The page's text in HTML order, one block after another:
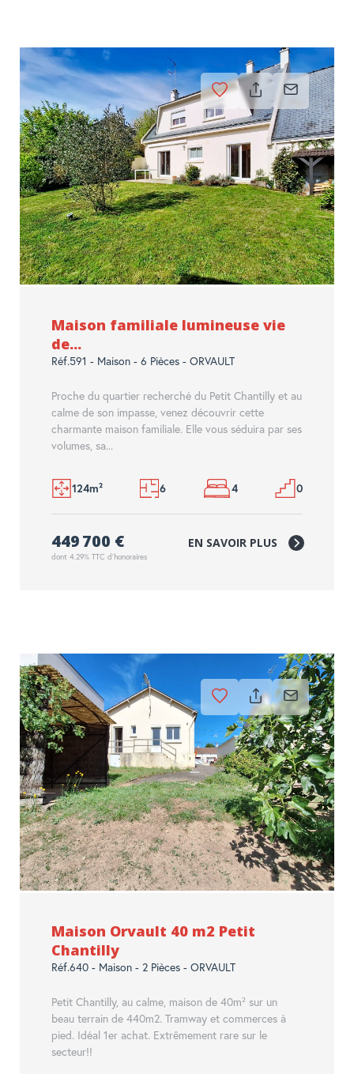
Maison familiale lumineuse vie
de...
Réf.591 - Maison - 6 Pièces - ORVAULT
Proche du quartier recherché du Petit Chantilly et au
calme de son impasse, venez découvrir cette
charmante maison familiale. Elle vous séduira par ses
volumes, sa...
124m² 6 4 0
449 700 €
dont 4.29% TTC d'honoraires
EN SAVOIR PLUS
Maison Orvault 40 m2 Petit
Chantilly
Réf.640 - Maison - 2 Pièces - ORVAULT
Petit Chantilly, au calme, maison de 40m² sur un
beau terrain de 440m2. Tramway et commerces à
pied. Idéal 1er achat. Extrêmement rare sur le
secteur!!